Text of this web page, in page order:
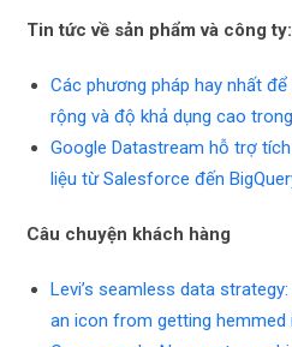
Tin tức về sản phẩm và công ty:
Các phương pháp hay nhất
rộng và độ khả dụng cao
Google Datastream hỗ trợ
liệu từ Salesforce đến
Câu chuyện khách hàng
Levi’s seamless data
an icon from getting hemmed